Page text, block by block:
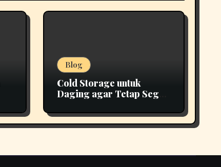
Blog
Cold Storage untuk
Daging agar Tetap Segar